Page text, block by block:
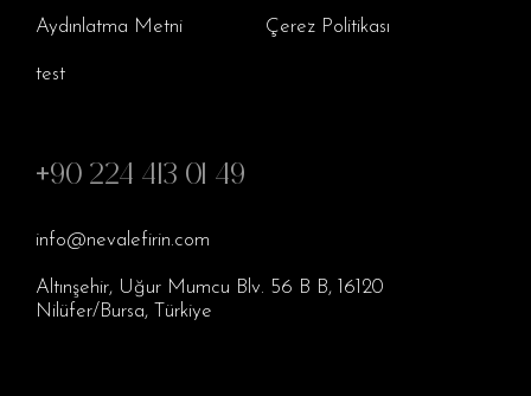
Aydınlatma Metni Çerez Politikası
test
+90 224 413 01 49
info@nevalefirin.com
Altınşehir, Uğur Mumcu Blv. 56 B B, 16120
Nilüfer/Bursa, Türkiye